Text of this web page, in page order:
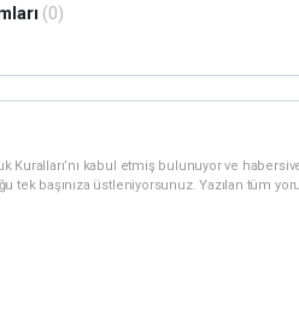
(0)
Kuralları’nı kabul etmiş bulunuyor ve
tek başınıza üstleniyorsunuz. Yazılan tüm